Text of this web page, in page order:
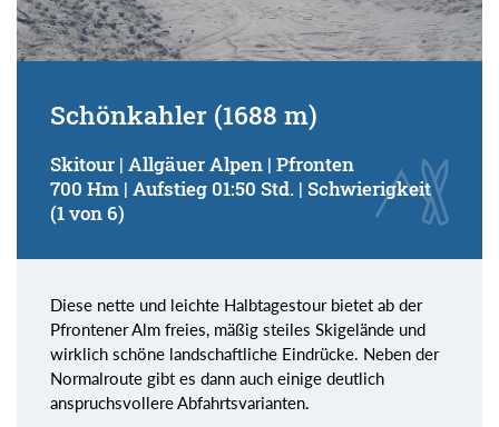
Schönkahler (1688 m)
Skitour | Allgäuer Alpen | Pfronten
700 Hm | Aufstieg 01:50 Std. | Schwierigkeit
(1 von 6)
Diese nette und leichte Halbtagestour bietet ab der
Pfrontener Alm freies, mäßig steiles Skigelände und
wirklich schöne landschaftliche Eindrücke. Neben der
Normalroute gibt es dann auch einige deutlich
anspruchsvollere Abfahrtsvarianten.